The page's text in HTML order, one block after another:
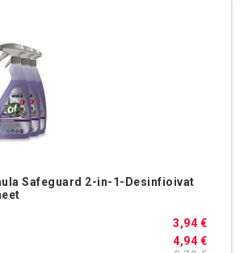
Safeguard 2-in-1-Desinfioivat
4,94 €
3,94 €